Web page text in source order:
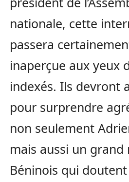
nationale, cette
passera
inaperçue aux yeux
indexés. Ils devront
pour surprendre
non seulement
mais aussi un grand
Béninois qui